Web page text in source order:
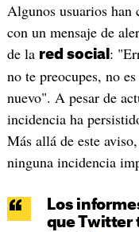
Algunos usuarios han
con un mensaje de
de la red social :
no te preocupes, no
nuevo". A pesar de
incidencia ha
Más allá de este
ninguna incidencia
Los
que Twitter